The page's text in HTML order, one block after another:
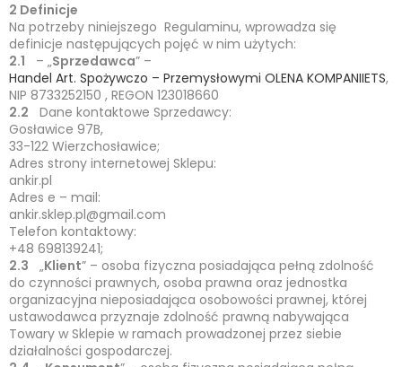
2 Definicje
Na potrzeby niniejszego Regulaminu, wprowadza się
definicje następujących pojęć w nim użytych:
2.1 – „Sprzedawca” –
Handel Art. Spożywczo – Przemysłowymi OLENA KOMPANIIETS,
NIP 8733252150 , REGON 123018660
2.2 Dane kontaktowe Sprzedawcy:
Gosławice 97B,
33-122 Wierzchosławice;
Adres strony internetowej Sklepu:
ankir.pl
Adres e – mail:
ankir.sklep.pl@gmail.com
Telefon kontaktowy:
+48 698139241;
2.3 „Klient” – osoba fizyczna posiadająca pełną zdolność
do czynności prawnych, osoba prawna oraz jednostka
organizacyjna nieposiadająca osobowości prawnej, której
ustawodawca przyznaje zdolność prawną nabywająca
Towary w Sklepie w ramach prowadzonej przez siebie
działalności gospodarczej.